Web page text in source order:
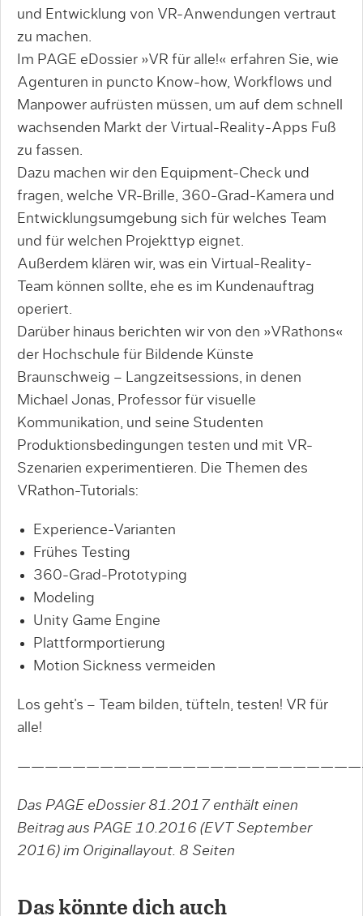
und Entwicklung von VR-Anwendungen vertraut
zu machen.
Im PAGE eDossier »VR für alle!« erfahren Sie, wie
Agenturen in puncto Know-how, Workflows und
Manpower aufrüsten müssen, um auf dem schnell
wachsenden Markt der Virtual-Reality-Apps Fuß
zu fassen.
Dazu machen wir den Equipment-Check und
fragen, welche VR-Brille, 360-Grad-Kamera und
Entwicklungsumgebung sich für welches Team
und für welchen Projekttyp eignet.
Außerdem klären wir, was ein Virtual-Reality-
Team können sollte, ehe es im Kundenauftrag
operiert.
Darüber hinaus berichten wir von den »VRathons«
der Hochschule für Bildende Künste
Braunschweig – Langzeitsessions, in denen
Michael Jonas, Professor für visuelle
Kommunikation, und seine Studenten
Produktionsbedingungen testen und mit VR-
Szenarien experimentieren. Die Themen des
VRathon-Tutorials:
Experience-Varianten
Frühes Testing
360-Grad-Prototyping
Modeling
Unity Game Engine
Plattformportierung
Motion Sickness vermeiden
Los geht’s – Team bilden, tüfteln, testen! VR für
alle!
Das PAGE eDossier 81.2017 enthält einen
Beitrag aus PAGE 10.2016 (EVT September
2016) im Originallayout. 8 Seiten
Das könnte dich auch